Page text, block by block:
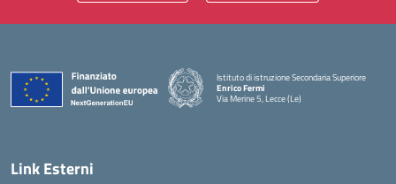
Istituto di istruzione Secondaria Superiore
Enrico Fermi
Via Merine 5, Lecce (Le)
Link Esterni